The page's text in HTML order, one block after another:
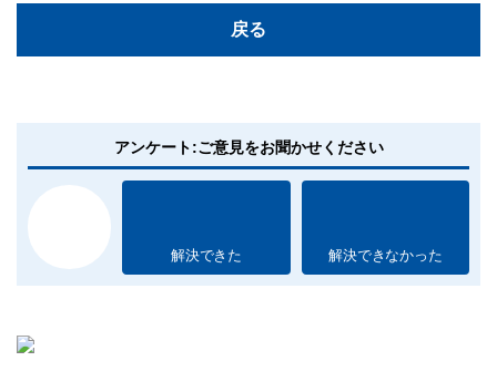
戻る
アンケート:ご意見をお聞かせください
解決できた 解決できなかった